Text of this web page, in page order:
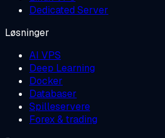
Dedicated Server
Løsninger
AI VPS
Deep Learning
Docker
Databaser
Spilleservere
Forex & trading